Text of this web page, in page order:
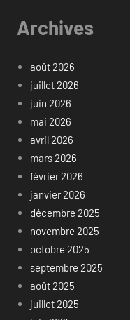
Archives
août 2026
juillet 2026
juin 2026
mai 2026
avril 2026
mars 2026
février 2026
janvier 2026
décembre 2025
novembre 2025
octobre 2025
septembre 2025
août 2025
juillet 2025